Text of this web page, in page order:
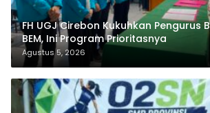
FH UGJ Cirebon Kukuhkan Pengurus
BEM, Ini Program Prioritasnya
Agustus 5, 2026